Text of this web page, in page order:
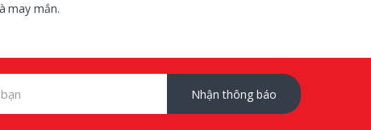
may mắn.
Nhận thông báo